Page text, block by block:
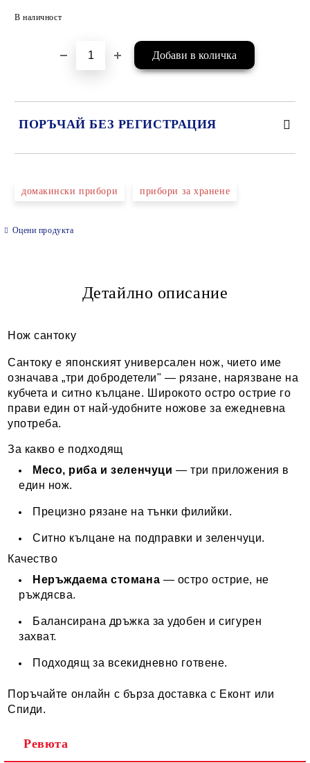
В наличност
ПОРЪЧАЙ БЕЗ РЕГИСТРАЦИЯ
Ние ще се свържем с вас в рамките на работния ден.
домакински прибори прибори за хранене
Оцени продукта
Детайлно описание
Нож сантоку
Сантоку е японският универсален нож, чието име
означава „три добродетели" — рязане, нарязване на
кубчета и ситно кълцане. Широкото остро острие го
прави един от най-удобните ножове за ежедневна
употреба.
За какво е подходящ
Месо, риба и зеленчуци — три приложения в
един нож.
Прецизно рязане на тънки филийки.
Ситно кълцане на подправки и зеленчуци.
Качество
Неръждаема стомана — остро острие, не
ръждясва.
Балансирана дръжка за удобен и сигурен
захват.
Подходящ за всекидневно готвене.
Поръчайте онлайн с бърза доставка с Еконт или
Спиди.
Ревюта